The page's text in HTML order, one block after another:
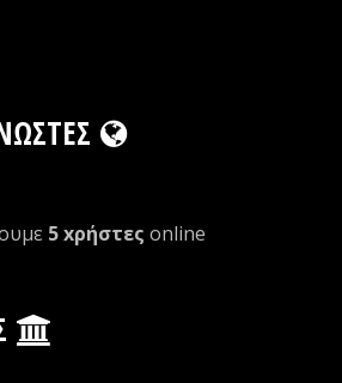
5 xρήστες οnline